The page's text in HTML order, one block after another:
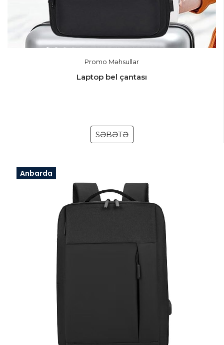
Promo Məhsullar
Laptop bel çantası
SƏBƏTƏ
Anbarda